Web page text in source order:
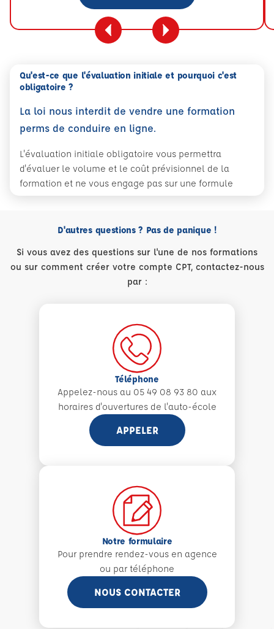
Qu'est-ce que l'évaluation initiale et pourquoi c'est
obligatoire ?
La loi nous interdit de vendre une formation
perms de conduire en ligne.
L'évaluation initiale obligatoire vous permettra
d'évaluer le volume et le coût prévisionnel de la
formation et ne vous engage pas sur une formule
D'autres questions ? Pas de panique !
Si vous avez des questions sur l'une de nos formations
ou sur comment créer votre compte CPT, contactez-nous
par :
Téléphone
Appelez-nous au 05 49 08 93 80 aux
horaires d'ouvertures de l'auto-école
APPELER
Notre formulaire
Pour prendre rendez-vous en agence
ou par téléphone
NOUS CONTACTER